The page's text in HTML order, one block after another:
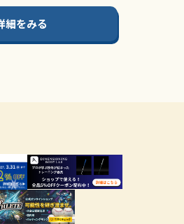
細をみる